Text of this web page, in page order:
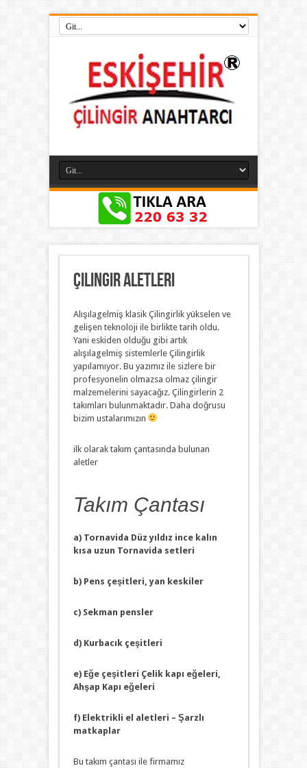
Çilingir Aletleri
Alışılagelmiş klasik Çilingirlik yükselen ve
gelişen teknoloji ile birlikte tarih oldu.
Yani eskiden olduğu gibi artık
alışılagelmiş sistemlerle Çilingirlik
yapılamıyor. Bu yazımız ile sizlere bir
profesyonelin olmazsa olmaz çilingir
malzemelerini sayacağız. Çilingirlerin 2
takımları bulunmaktadır. Daha doğrusu
bizim ustalarımızın
ilk olarak takım çantasında bulunan
aletler
Takım Çantası
a) Tornavida Düz yıldız ince kalın
kısa uzun Tornavida setleri
b) Pens çeşitleri, yan keskiler
c) Sekman pensler
d) Kurbacık çeşitleri
e) Eğe çeşitleri Çelik kapı eğeleri,
Ahşap Kapı eğeleri
f) Elektrikli el aletleri – Şarzlı
matkaplar
Bu takım çantası ile firmamız